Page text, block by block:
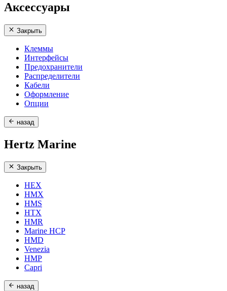
Аксессуары
Закрыть
Клеммы
Интерфейсы
Предохранители
Распределители
Кабели
Оформление
Опции
назад
Hertz Marine
Закрыть
HEX
HMX
HMS
HTX
HMR
Marine HCP
HMD
Venezia
HMP
Capri
назад